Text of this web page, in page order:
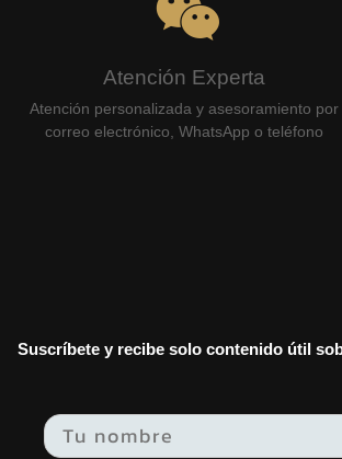
Atención Experta
Atención personalizada y asesoramiento por
correo electrónico, WhatsApp o teléfono
Suscríbete y recibe solo contenido útil
Email